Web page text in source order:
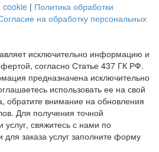
cookie | Политика обработки
на обработку персональных
исключительно информацию и
согласно Статье 437 ГК РФ.
предназначена исключительно
использовать ее на свой
обратите внимание на обновления
Для получения точной
свяжитесь с нами по
для заказа услуг заполните форму